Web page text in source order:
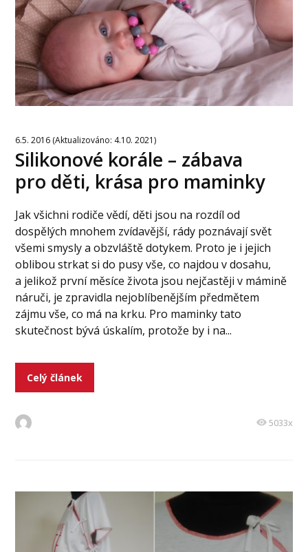
6.5. 2016 (Aktualizováno: 4.10. 2021)
Silikonové korále – zábava
pro děti, krása pro maminky
Jak všichni rodiče vědí, děti jsou na rozdíl od
dospělých mnohem zvídavější, rády poznávají svět
všemi smysly a obzvláště dotykem. Proto je i jejich
oblibou strkat si do pusy vše, co najdou v dosahu,
a jelikož první měsíce života jsou nejčastěji v mámině
náruči, je zpravidla nejoblíbenějším předmětem
zájmu vše, co má na krku. Pro maminky tato
skutečnost bývá úskalím, protože by i na...
Celý článek
5033x